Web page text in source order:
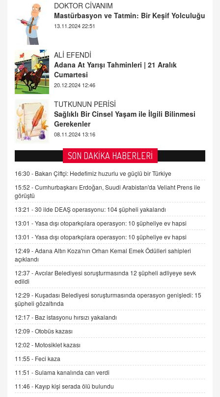
ALİ EFENDİ
Adana At Yarışı Tahminleri | 21 Aralık
Cumartesi
TUTKUNUN PERİSİ
Sağlıklı Bir Cinsel Yaşam ile İlgili Bilinmesi
Gerekenler
08.11.2024 13:16
FARUK ÖNALAN
Tezkere Onaylanmasaydı…
2 Kasım 2021 Salı 00:11
AV. DOĞAN CAN DOĞAN
Kişisel verilerin korunması ve dijital hukukun
gelişimi
15.09.2025 16:17
SEHER EREK
Kış Ayları Geldi, Hangi Önlemler Alınmalı?
9.12.2025 10:11
İNCİ GÜL AKÖL
06.07.2026 13:00
ADEM AKÖL
Esed Destekçilerinin Yüzüne Vurulan Şamar:
Sednaya
11.12.2024 12:30
DR. EKREM ASLAN
Gerçek Ne, Algı Ne? "Beraber Yürüyoruz"
Cümlesinin Peşinden
19.07.2025 12:45
SON DAKİKA HABERLERİ
16:30 - Bakan Çiftçi: Hedefimiz huzurlu ve güçlü bir Türkiye
15:52 -Cumhurbaşkanı Erdoğan, Suudi Arabistan'da Veliaht Prens ile
görüştü
13:21 -30 ilde DEAŞ operasyonu: 104 şüpheli yakalandı
13:01 -Yasa dışı otoparkçılara operasyon: 10 şüpheliye ev hapsi
13:01 -Yasa dışı otoparkçılara operasyon: 10 şüpheliye ev hapsi
12:49 -Adana Altın Koza'nın Orhan Kemal Emek Ödülleri sahipleri
açıklandı
12:37 -Avcılar Belediyesi soruşturmasında 12 şüpheli adliyeye sevk
edildi
12:29 - Kuşadası Belediyesi soruşturmasında operasyon genişledi: 15
şüpheli gözaltında
12:17 - Baz istasyonu hırsızı yakalandı
12:09 -Otobüs kazası
12:02 - Motosiklet kazası
11:55 - Feci kaza
11:51 -Sulama kanalında can verdi
11:46 - Kayıp kişi serada ölü bulundu